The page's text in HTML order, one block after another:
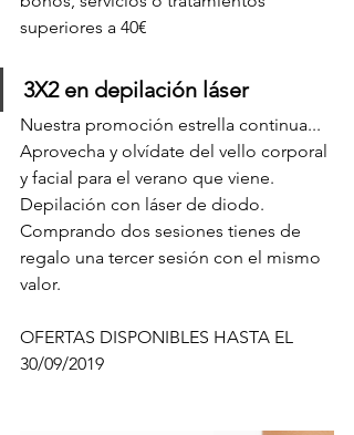
superiores a 40€
3X2 en depilación láser
Nuestra promoción estrella continua...
Aprovecha y olvídate del vello corporal
y facial para el verano que viene.
Depilación con láser de diodo.
Comprando dos sesiones tienes de
regalo una tercer sesión con el mismo
valor.
OFERTAS DISPONIBLES HASTA EL
30/09/2019